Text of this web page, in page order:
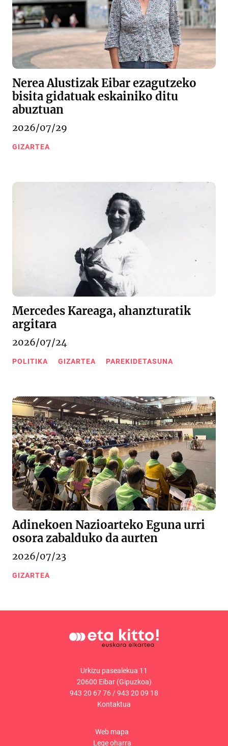
Nerea Alustizak Eibar ezagutzeko
bisita gidatuak eskainiko ditu
abuztuan
2026/07/29
GIZARTEA
Mercedes Kareaga, ahanzturatik
argitara
2026/07/24
POLITIKA GIZARTEA PAREKIDETASUNA
Adinekoen Nazioarteko Eguna urri
osora zabalduko da aurten
2026/07/23
GIZARTEA
Urkizu pasealekua 11
20600 Eibar (Gipuzkoa)
943 20 67 76 /943 20 09 18
Kontaktua
Web mapa
Lege oharra